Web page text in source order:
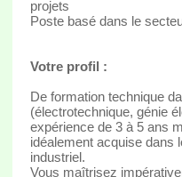
projets
Poste basé dans le
Votre profil :
De formation technique
(électrotechnique, génie
expérience de 3 à 5 ans
idéalement acquise dans
industriel.
Vous maîtrisez